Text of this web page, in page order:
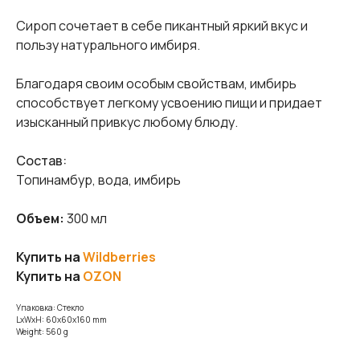
Сироп сочетает в себе пикантный яркий вкус и
пользу натурального имбиря.
Благодаря своим особым свойствам, имбирь
способствует легкому усвоению пищи и придает
изысканный привкус любому блюду.
Состав:
Топинамбур, вода, имбирь
Объем: 300 мл
Купить наWildberries
Купить на OZON
Упаковка: Стекло
LxWxH: 60x60x160 mm
Weight: 560 g